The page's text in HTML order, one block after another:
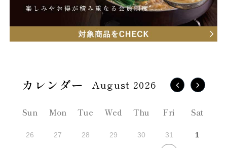
August 2026
Sun Mon Tue Wed Thu Fri Sat
26 27 28 29 30 31 1